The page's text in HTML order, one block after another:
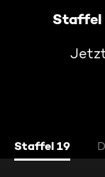
Staffel
Staffel 19